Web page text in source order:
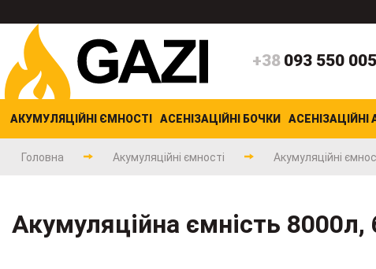
+38 093 550
АКУМУЛЯЦІЙНІ ЄМНОСТІ АСЕНІЗАЦІЙНІ БОЧКИ АСЕНІЗАЦІЙНІ
Головна Акумуляційні ємності Акумуляційні
Акумуляційна ємність 8000л,